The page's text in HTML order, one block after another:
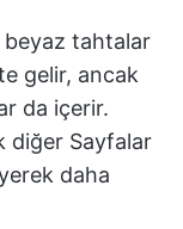
beyaz tahtalar
gelir, ancak
da içerir.
diğer Sayfalar
daha